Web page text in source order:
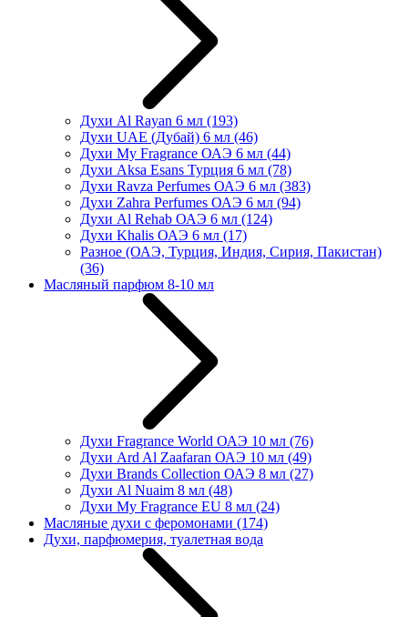
Духи Al Rayan 6 мл (193)
Духи UAE (Дубай) 6 мл (46)
Духи My Fragrance ОАЭ 6 мл (44)
Духи Aksa Esans Турция 6 мл (78)
Духи Ravza Perfumes ОАЭ 6 мл (383)
Духи Zahra Perfumes ОАЭ 6 мл (94)
Духи Al Rehab ОАЭ 6 мл (124)
Духи Khalis ОАЭ 6 мл (17)
Разное (ОАЭ, Турция, Индия, Сирия, Пакистан)
(36)
Масляный парфюм 8-10 мл
Духи Fragrance World ОАЭ 10 мл (76)
Духи Ard Al Zaafaran ОАЭ 10 мл (49)
Духи Brands Collection ОАЭ 8 мл (27)
Духи Al Nuaim 8 мл (48)
Духи My Fragrance EU 8 мл (24)
Масляные духи с феромонами (174)
Духи, парфюмерия, туалетная вода